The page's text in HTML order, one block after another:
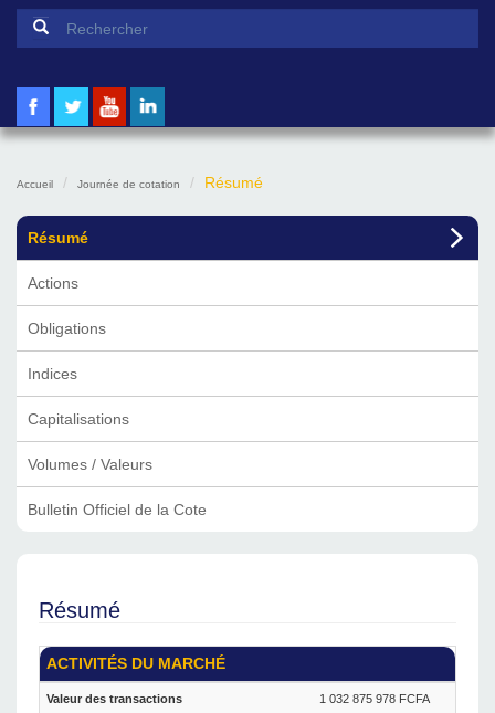
Formulaire de recherche
Accueil Journée de cotation Résumé
Résumé
Actions
Obligations
Indices
Capitalisations
Volumes / Valeurs
Bulletin Officiel de la Cote
Résumé
ACTIVITÉS DU MARCHÉ
Valeur des transactions 1 032 875 978 FCFA